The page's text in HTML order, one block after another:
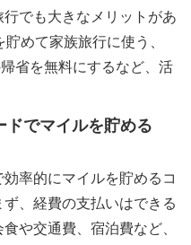
でも大きなメリットがあ
めて家族旅行に使う、
省を無料にするなど、活
ドでマイルを貯める
率的にマイルを貯めるコ
、経費の支払いはできる
や交通費、宿泊費など、